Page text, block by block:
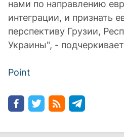
нами по направлению
интеграции, и признать
перспективу Грузии,
Украины", -
Point